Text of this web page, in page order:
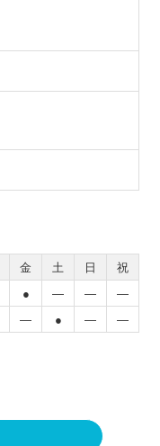
金 土 日
祝
● ― ―
―
― ● ―
―